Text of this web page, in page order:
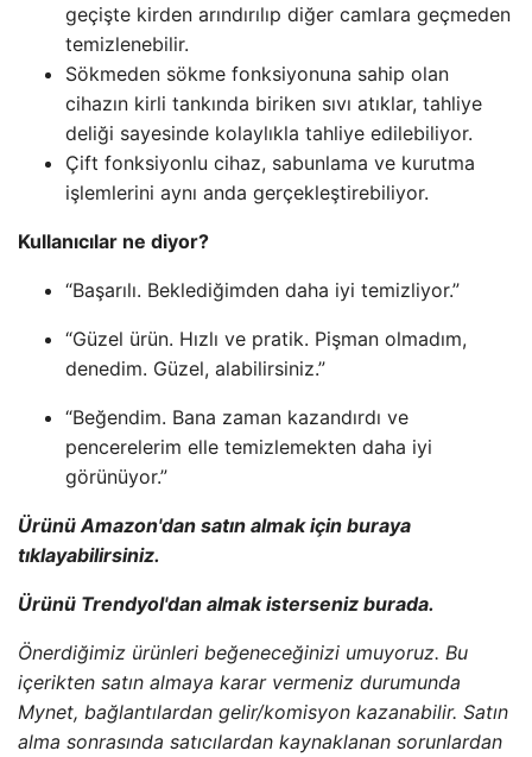
geçişte kirden arındırılıp diğer camlara geçmeden
temizlenebilir.
Sökmeden sökme fonksiyonuna sahip olan
cihazın kirli tankında biriken sıvı atıklar, tahliye
deliği sayesinde kolaylıkla tahliye edilebiliyor.
Çift fonksiyonlu cihaz, sabunlama ve kurutma
işlemlerini aynı anda gerçekleştirebiliyor.
Kullanıcılar ne diyor?
“Başarılı. Beklediğimden daha iyi temizliyor.”
“Güzel ürün. Hızlı ve pratik. Pişman olmadım,
denedim. Güzel, alabilirsiniz.”
“Beğendim. Bana zaman kazandırdı ve
pencerelerim elle temizlemekten daha iyi
görünüyor.”
Ürünü Amazon'dan satın almak için buraya
tıklayabilirsiniz.
Ürünü Trendyol'dan almak isterseniz burada.
Önerdiğimiz ürünleri beğeneceğinizi umuyoruz. Bu
içerikten satın almaya karar vermeniz durumunda
Mynet, bağlantılardan gelir/komisyon kazanabilir. Satın
alma sonrasında satıcılardan kaynaklanan sorunlardan